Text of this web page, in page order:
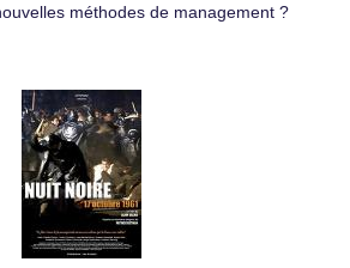
méthodes de management ?